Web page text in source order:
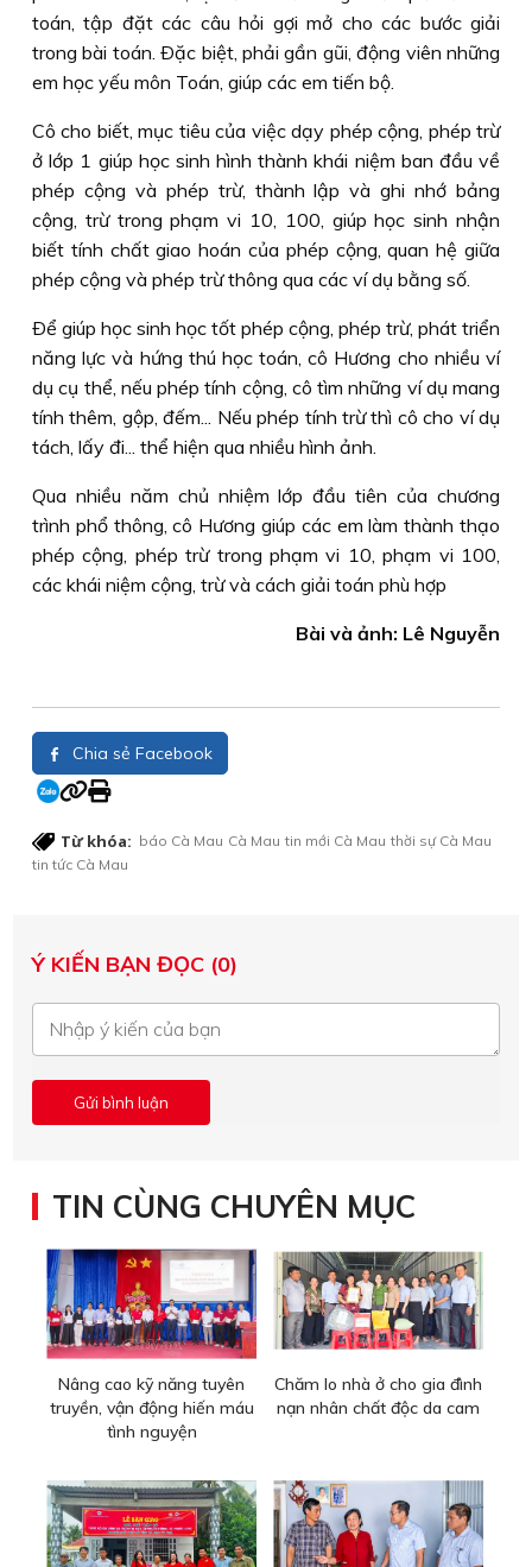
toán, tập đặt các câu hỏi gợi mở cho các bước giải
trong bài toán. Ðặc biệt, phải gần gũi, động viên những
em học yếu môn Toán, giúp các em tiến bộ.
Cô cho biết, mục tiêu của việc dạy phép cộng, phép trừ
ở lớp 1 giúp học sinh hình thành khái niệm ban đầu về
phép cộng và phép trừ, thành lập và ghi nhớ bảng
cộng, trừ trong phạm vi 10, 100, giúp học sinh nhận
biết tính chất giao hoán của phép cộng, quan hệ giữa
phép cộng và phép trừ thông qua các ví dụ bằng số.
Ðể giúp học sinh học tốt phép cộng, phép trừ, phát triển
năng lực và hứng thú học toán, cô Hương cho nhiều ví
dụ cụ thể, nếu phép tính cộng, cô tìm những ví dụ mang
tính thêm, gộp, đếm... Nếu phép tính trừ thì cô cho ví dụ
tách, lấy đi... thể hiện qua nhiều hình ảnh.
Qua nhiều năm chủ nhiệm lớp đầu tiên của chương
trình phổ thông, cô Hương giúp các em làm thành thạo
phép cộng, phép trừ trong phạm vi 10, phạm vi 100,
các khái niệm cộng, trừ và cách giải toán phù hợp
Bài và ảnh: Lê Nguyễn
Chia sẻ Facebook
Từ khóa: báo Cà Mau Cà Mau tin mới Cà Mau thời sự Cà Mau
tin tức Cà Mau
Ý KIẾN BẠN ĐỌC (0)
TIN CÙNG CHUYÊN MỤC
Nâng cao kỹ năng tuyên
truyền, vận động hiến máu
tình nguyện
Chăm lo nhà ở cho gia đình
nạn nhân chất độc da cam